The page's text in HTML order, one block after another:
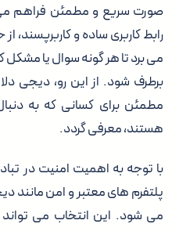
صورت سریع و مطمئن فراهم می
می برد تا هر گونه سوال یا مشکل
برطرف شود. از این رو، دیجی
مطمئن برای کسانی که به
هستند، معرفی گردد.
با توجه به اهمیت امنیت در
پلتفرم های معتبر و امن مانند
می شود. این انتخاب می